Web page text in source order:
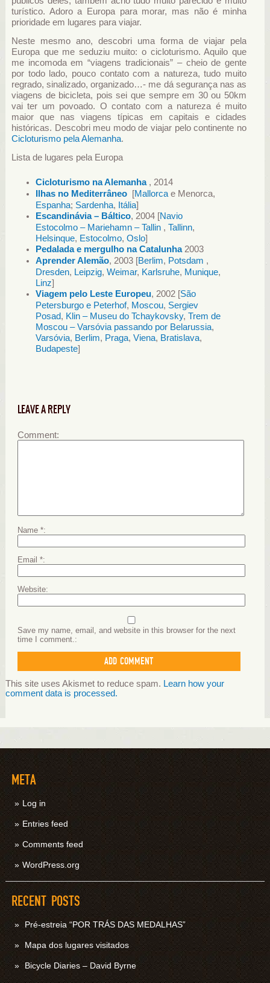
turístico. Adoro a Europa para morar, mas não é minha
prioridade em lugares para viajar.
Neste mesmo ano, descobri uma forma de viajar pela
Europa que me seduziu muito: o cicloturismo. Aquilo que
me incomoda em “viagens tradicionais” – cheio de gente
por todo lado, pouco contato com a natureza, tudo muito
regrado, sinalizado, organizado…- me dá segurança nas as
viagens de bicicleta, pois sei que sempre em 30 ou 50km
vai ter um povoado. O contato com a natureza é muito
maior que nas viagens típicas em capitais e cidades
históricas. Descobri meu modo de viajar pelo continente no
Cicloturismo pela Alemanha.
Lista de lugares pela Europa
Cicloturismo na Alemanha , 2014
Ilhas no Mediterrâneo[Mallorcae Menorca,
Espanha; Sardenha, Itália]
Escandinávia – Báltico, 2004 [Navio
Estocolmo – Mariehamn – Tallin , Tallinn,
Helsinque, Estocolmo, Oslo]
Pedalada e mergulho na Catalunha2003
Aprender Alemão, 2003 [Berlim, Potsdam ,
Dresden, Leipzig, Weimar, Karlsruhe, Munique,
Linz]
Viagem pelo Leste Europeu, 2002 [São
Petersburgo e Peterhof, Moscou, Sergiev
Posad, Klin – Museu do Tchaykovsky, Trem de
Moscou – Varsóvia passando por Belarussia,
Varsóvia, Berlim, Praga, Viena, Bratislava,
Budapeste]
LEAVE A REPLY
Comment
Name *
Email *
Website
Save my name, email, and website in this browser for the next
time I comment.
This site uses Akismet to reduce spam. Learn how your
comment data is processed.
META
Log in
Entries feed
Comments feed
WordPress.org
RECENT POSTS
Pré-estreia “POR TRÁS DAS MEDALHAS”
Mapa dos lugares visitados
Bicycle Diaries – David Byrne